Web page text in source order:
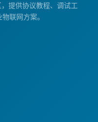
提供协议教程、调试工
联网方案。